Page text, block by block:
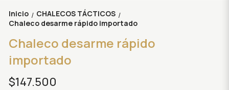
Inicio / CHALECOS TÁCTICOS /
Chaleco desarme rápido importado
Chaleco desarme rápido
importado
$147.500